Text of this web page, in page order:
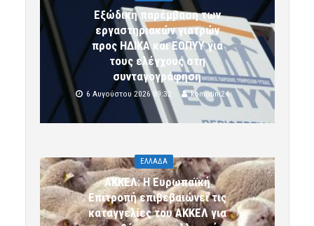
Εξώδικη παρέμβαση των
εργαστηριακών γιατρών
προς ΗΔΙΚΑ και ΕΟΠΥΥ για
τους ελέγχους στη
συνταγογράφηση
6 Αυγούστου 2026 09:32 komotini24
ΕΛΛΑΔΑ
ΑΚΚΕΛ: Η Ευρωπαϊκή
Επιτροπή επιβεβαιώνει τις
καταγγελίες του ΑΚΚΕΛ για